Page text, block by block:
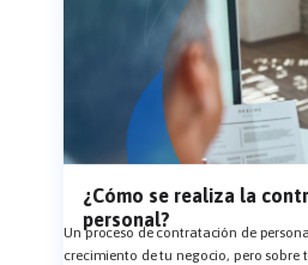
¿Cómo se realiza la
personal?
Un proceso de contratación de
crecimiento de tu negocio, pero sobre